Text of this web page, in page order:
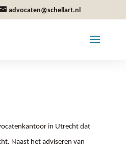
advocaten@schellart.nl
in Utrecht dat
Naast het adviseren van